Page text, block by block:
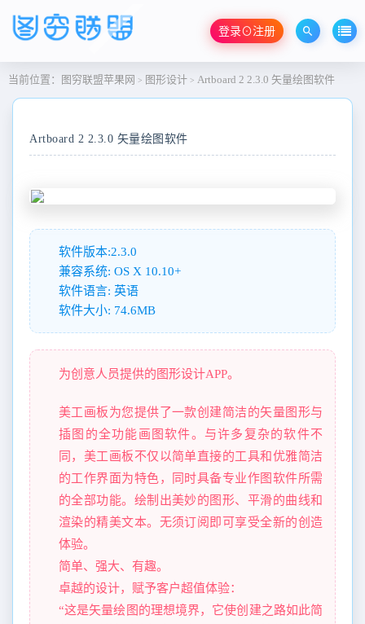
登录⊙注册
当前位置： 图穷联盟苹果网 > 图形设计 > Artboard 2 2.3.0 矢量绘图软件
Artboard 2 2.3.0 矢量绘图软件
软件版本:2.3.0
兼容系统: OS X 10.10+
软件语言: 英语
软件大小: 74.6MB
为创意人员提供的图形设计APP。
美工画板为您提供了一款创建简洁的矢量图形与
插图的全功能画图软件。与许多复杂的软件不
同，美工画板不仅以简单直接的工具和优雅简洁
的工作界面为特色，同时具备专业作图软件所需
的全部功能。绘制出美妙的图形、平滑的曲线和
渲染的精美文本。无须订阅即可享受全新的创造
体验。
简单、强大、有趣。
卓越的设计，赋予客户超值体验：
“这是矢量绘图的理想境界，它使创建之路如此简